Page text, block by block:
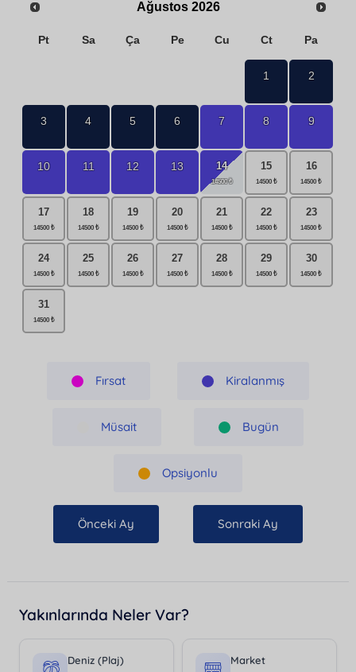
Ağustos 2026
Pt Sa Ça Pe Cu Ct Pa
1 2
3 4 5 6 7 8 9
10 11 12 13 14 15 16
17 18 19 20 21 22 23
24 25 26 27 28 29 30
31
Fırsat Kiralanmış
Müsait Bugün
Opsiyonlu
Önceki Ay Sonraki Ay
Yakınlarında Neler Var?
Deniz (Plaj) Market